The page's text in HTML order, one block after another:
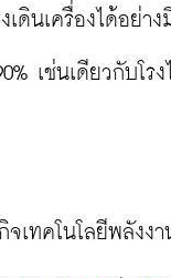
เดินเครื่องได้อย่า
เช่นเดียวกับโ
จเทคโนโลยีพลังง